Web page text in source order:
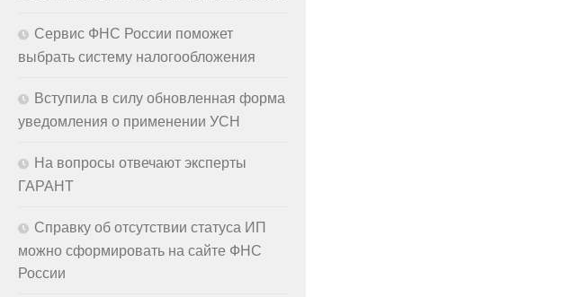
Сервис ФНС России поможет
выбрать систему налогообложения
Вступила в силу обновленная форма
уведомления о применении УСН
На вопросы отвечают эксперты
ГАРАНТ
Справку об отсутствии статуса ИП
можно сформировать на сайте ФНС
России